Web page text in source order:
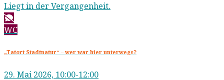
Liegt in der Vergangenheit.
WC
„Tatort Stadtnatur“ – wer war hier unterwegs?
29. Mai 2026, 10:00-12:00